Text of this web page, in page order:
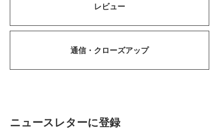
レビュー
通信・ クローズアップ
ニュースレターに登録